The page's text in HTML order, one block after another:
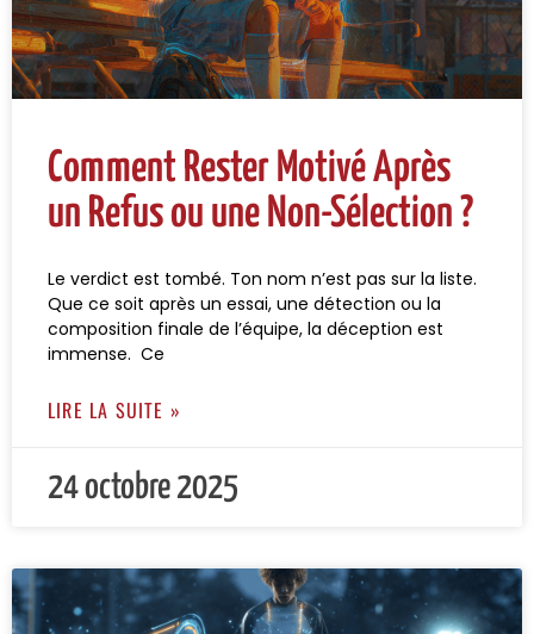
Comment Rester Motivé Après
un Refus ou une Non-Sélection ?
Le verdict est tombé. Ton nom n’est pas sur la liste.
Que ce soit après un essai, une détection ou la
composition finale de l’équipe, la déception est
immense. Ce
LIRE LA SUITE »
24 octobre 2025